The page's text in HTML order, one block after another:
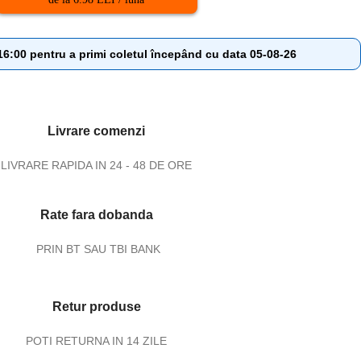
pentru a primi coletul începând cu data 05-08-26
Livrare comenzi
LIVRARE RAPIDA IN 24 - 48 DE ORE
Rate fara dobanda
PRIN BT SAU TBI BANK
Retur produse
POTI RETURNA IN 14 ZILE